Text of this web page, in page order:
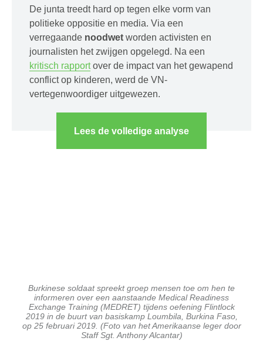
De junta treedt hard op tegen elke vorm van
politieke oppositie en media. Via een
verregaande noodwet worden activisten en
journalisten het zwijgen opgelegd. Na een
kritisch rapportover de impact van het gewapend
conflict op kinderen, werd de VN-
vertegenwoordiger uitgewezen.
Lees de volledige analyse
Burkinese soldaat spreekt groep mensen toe om hen te
informeren over een aanstaande Medical Readiness
Exchange Training (MEDRET) tijdens oefening Flintlock
2019 in de buurt van basiskamp Loumbila, Burkina Faso,
op 25 februari 2019. (Foto van het Amerikaanse leger door
Staff Sgt. Anthony Alcantar)